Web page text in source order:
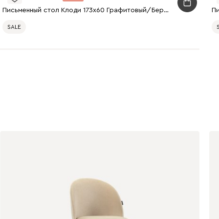
Письменный стол Клоди 173x60 Графитовый/Береза
SALE